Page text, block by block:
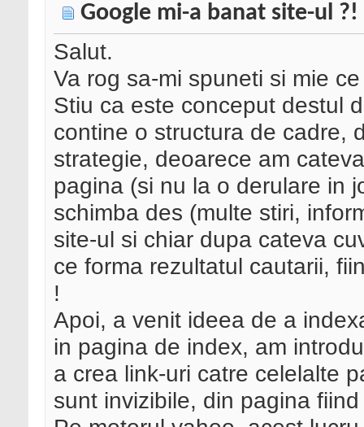
Google mi-a banat site-ul ?!
Salut.
Va rog sa-mi spuneti si mie
Stiu ca este conceput destul
contine o structura de cadre,
strategie, deoarece am
pagina (si nu la o derulare in
schimba des (multe stiri,
site-ul si chiar dupa cateva
ce forma rezultatul cautarii,
!
Apoi, a venit ideea de a
in pagina de index, am
a crea link-uri catre celelalte
sunt invizibile, din pagina